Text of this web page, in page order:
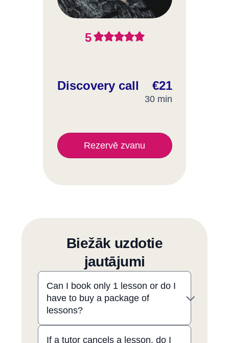
5
Discovery call €21
30 min
Rezervē zvanu
Biežāk uzdotie
jautājumi
Can I book only 1 lesson or do I
have to buy a package of
lessons?
If a tutor cancels a lesson, do I